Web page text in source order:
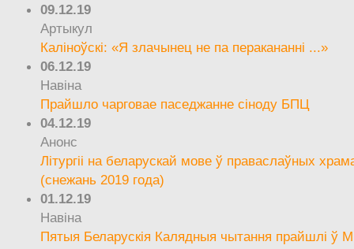
09.12.19
Артыкул
Каліноўскі: «Я злачынец не па перакананні ...»
06.12.19
Навіна
Прайшло чарговае паседжанне сіноду БПЦ
04.12.19
Анонс
Літургіі на беларускай мове ў праваслаўных
(снежань 2019 года)
01.12.19
Навіна
Пятыя Беларускія Калядныя чытання прайшлі ў